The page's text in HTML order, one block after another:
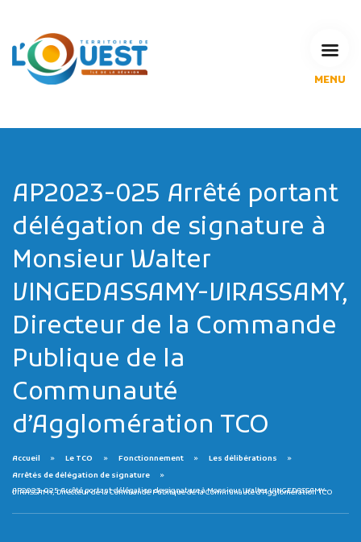
MENU
RECHERCHE
CALENDRIERS DE COLLECTE
Publicité des actes
AP2023-025 Arrêté portant
délégation de signature à
Monsieur Walter
VINGEDASSAMY-VIRASSAMY,
Directeur de la Commande
Publique de la
Communauté
d’Agglomération TCO
Accueil Le TCO Fonctionnement
Les délibérations
Arrêtés de délégation de signature
AP2023-025 Arrêté portant délégation de signature à Monsieur Walter VINGEDASSAMY-VIRASSAMY, Directeur de la Commande Publique de la Communauté d’Agglomération TCO